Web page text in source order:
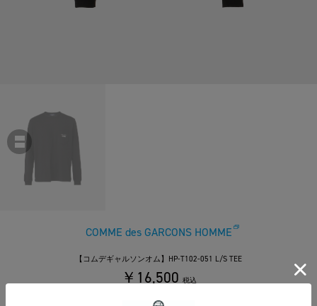
COMME des GARCONS HOMME
【コムデギャルソンオム】HP-T102-051 L/S TEE
￥16,500 税込